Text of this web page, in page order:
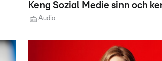
Keng Sozial Medie sinn och
Audio